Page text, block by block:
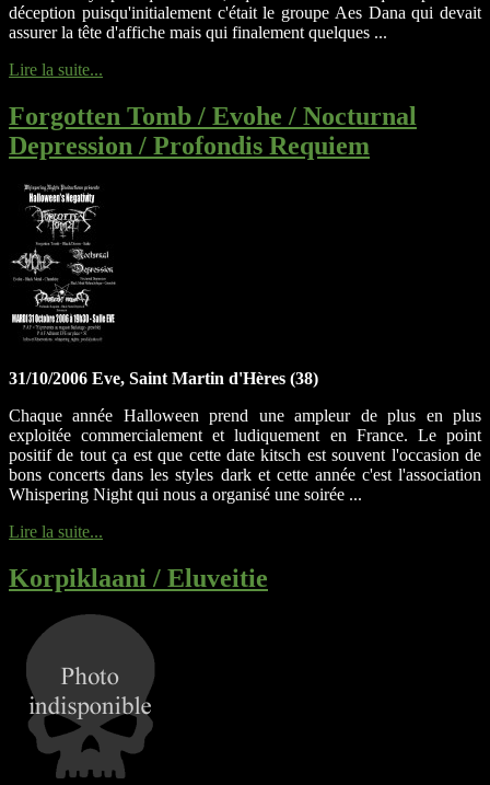
déception puisqu'initialement c'était le groupe Aes Dana qui devait
assurer la tête d'affiche mais qui finalement quelques ...
Lire la suite...
Forgotten Tomb / Evohe / Nocturnal
Depression / Profondis Requiem
31/10/2006 Eve, Saint Martin d'Hères (38)
Chaque année Halloween prend une ampleur de plus en plus
exploitée commercialement et ludiquement en France. Le point
positif de tout ça est que cette date kitsch est souvent l'occasion de
bons concerts dans les styles dark et cette année c'est l'association
Whispering Night qui nous a organisé une soirée ...
Lire la suite...
Korpiklaani / Eluveitie